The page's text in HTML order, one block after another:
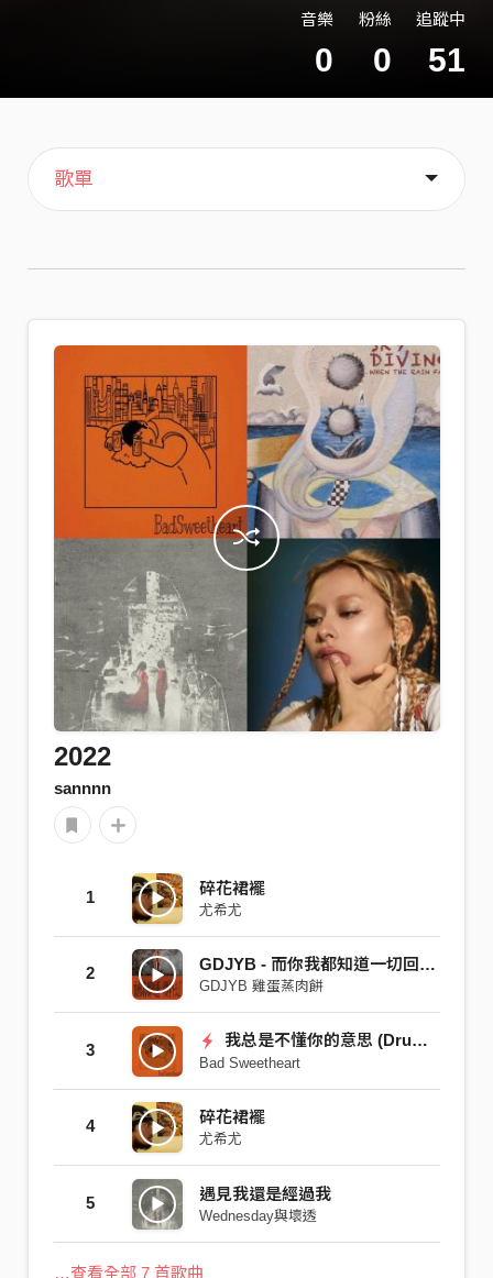
音樂
0
粉絲
0
追蹤中
51
主頁
歌單
喜歡
關於
2022
sannnn
1 碎花裙襬
尤希尤
2 GDJYB - 而你我都知道一切回不去了
GDJYB 雞蛋蒸肉餅
3
我总是不懂你的意思 (Drunk Talk)
Bad Sweetheart
4 碎花裙襬
尤希尤
5 遇見我還是經過我
Wednesday與壞透
…查看全部 7 首歌曲